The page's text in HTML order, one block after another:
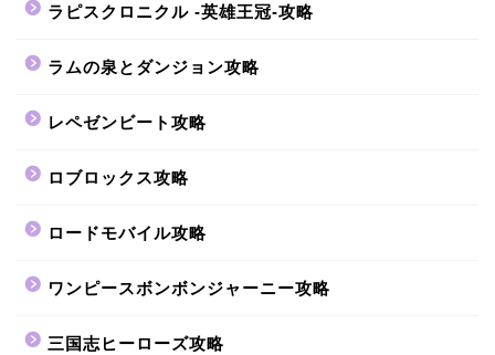
ラピスクロニクル -英雄王冠-攻略
ラムの泉とダンジョン攻略
レペゼンビート攻略
ロブロックス攻略
ロードモバイル攻略
ワンピースボンボンジャーニー攻略
三国志ヒーローズ攻略